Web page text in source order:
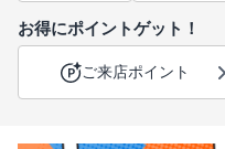
お得にポイントゲット！
ご来店ポイント